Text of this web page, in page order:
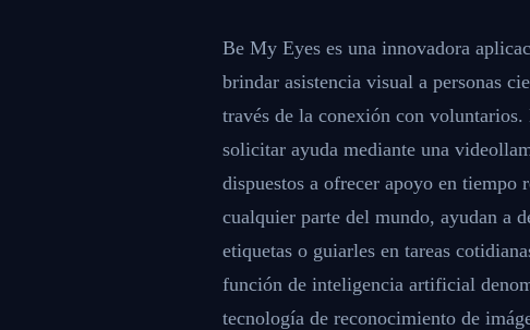
Be My Eyes es una innovadora
brindar asistencia visual a personas
través de la conexión con
solicitar ayuda mediante una
dispuestos a ofrecer apoyo en tiempo
cualquier parte del mundo, ayudan a
etiquetas o guiarles en tareas
función de inteligencia artificial
tecnología de reconocimiento de